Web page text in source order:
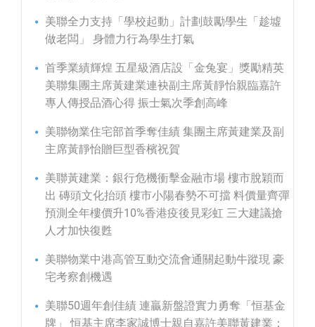
美聯全力支持「學校起動」計劃鼓勵學生「趁墟
做老闆」 身體力行為學生打氣
首季業績輝煌 五星級酒店設「金兔宴」獎勵精英
美聯集團主席黃建業連袂副主席黃靜怡親臨嘉許
專人傳授品酒心得 振士氣次季創高峰
美聯物業住宅部首季奪佳績 集團主席黃建業及副
主席黃靜怡贈巨型香檳祝賀
美聯黃建業：銀行危機衝擊金融市場 樓市脫穎而
出 磚頭文化抬頭 樓市小陽春勢不可擋 料價量齊彈
預測全年樓價升10%香港疫後見彩虹 三大建議搶
人才加快復甦
美聯物業中港高管互動交流會通關起動牛蹤現 豪
宅考察創機遇
美聯50週年創佳績 連贏新盤證實力勇奪「恒基金
牌」 恒基主席李家誠博士親自嘉許美聯黃建業：